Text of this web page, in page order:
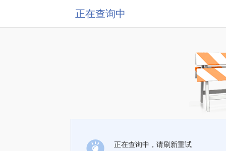
正在查询中
正在查询中，请刷新重试